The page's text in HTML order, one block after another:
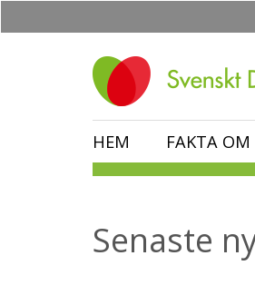
HEM FAKTA OM
Senaste